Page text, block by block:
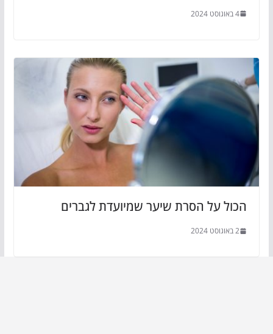
4 באוגוסט 2024
הכול על הסרת שיער שמיועדת לגברים
2 באוגוסט 2024